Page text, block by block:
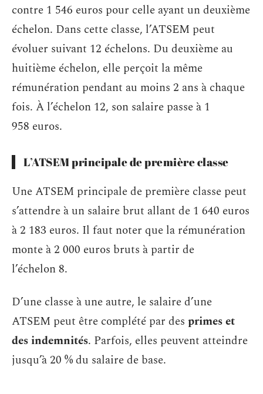
contre 1 546 euros pour celle ayant un deuxième
échelon. Dans cette classe, l’ATSEM peut
évoluer suivant 12 échelons. Du deuxième au
huitième échelon, elle perçoit la même
rémunération pendant au moins 2 ans à chaque
fois. À l’échelon 12, son salaire passe à 1
958 euros.
L’ATSEM principale de première classe
Une ATSEM principale de première classe peut
s’attendre à un salaire brut allant de 1 640 euros
à 2 183 euros. Il faut noter que la rémunération
monte à 2 000 euros bruts à partir de
l’échelon 8.
D’une classe à une autre, le salaire d’une
ATSEM peut être complété par des primes et
des indemnités. Parfois, elles peuvent atteindre
jusqu’à 20 % du salaire de base.